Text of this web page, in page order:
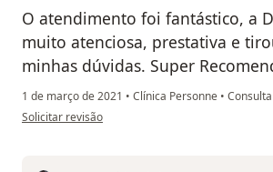
O atendimento foi fantástico, a
muito atenciosa, prestativa e
minhas dúvidas. Super
1 de março de 2021 • Clínica Personne •
na opinião do utilizador Letícia Laís de Carvalho
Solicitar revisão